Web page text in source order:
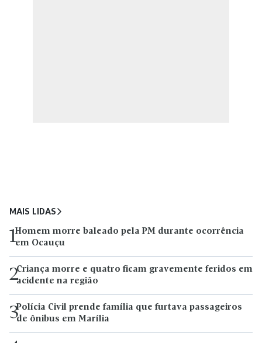
MAIS LIDAS
1Homem morre baleado pela PM durante ocorrência
em Ocauçu
2Criança morre e quatro ficam gravemente feridos em
acidente na região
3Polícia Civil prende família que furtava passageiros
de ônibus em Marília